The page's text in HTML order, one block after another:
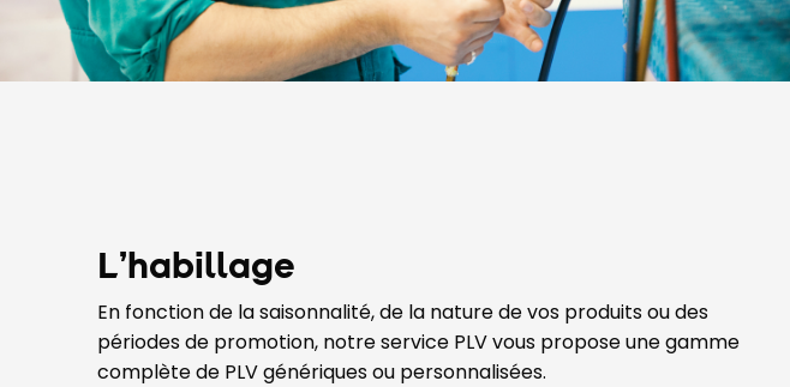
L’habillage
En fonction de la saisonnalité, de la nature de vos produits ou des
périodes de promotion, notre service PLV vous propose une gamme
complète de PLV génériques ou personnalisées.